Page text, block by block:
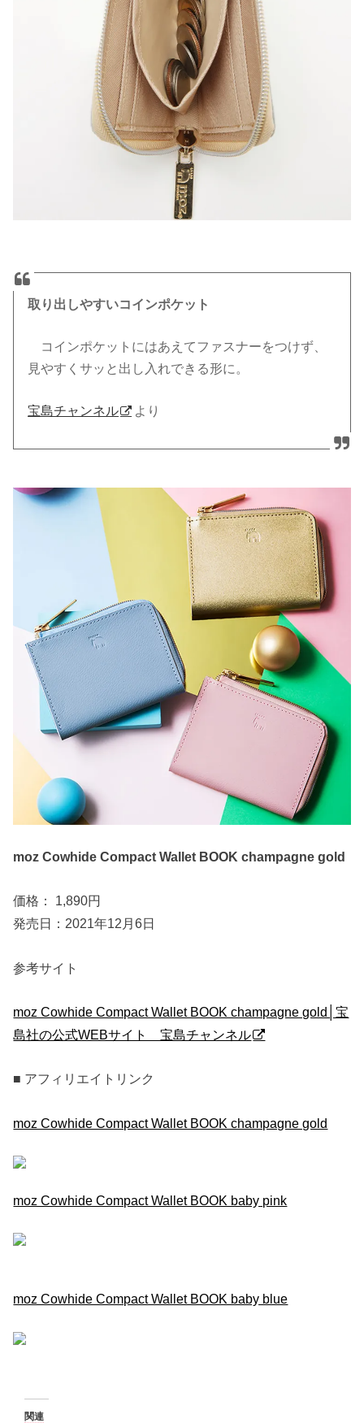
取り出しやすいコインポケット
コインポケットにはあえてファスナーをつけず、
見やすくサッと出し入れできる形に。
宝島チャンネル より
moz Cowhide Compact Wallet BOOK champagne gold
価格： 1,890円
発売日：2021年12月6日
参考サイト
moz Cowhide Compact Wallet BOOK champagne gold│宝
島社の公式WEBサイト 宝島チャンネル
■ アフィリエイトリンク
moz Cowhide Compact Wallet BOOK champagne gold
moz Cowhide Compact Wallet BOOK baby pink
moz Cowhide Compact Wallet BOOK baby blue
関連